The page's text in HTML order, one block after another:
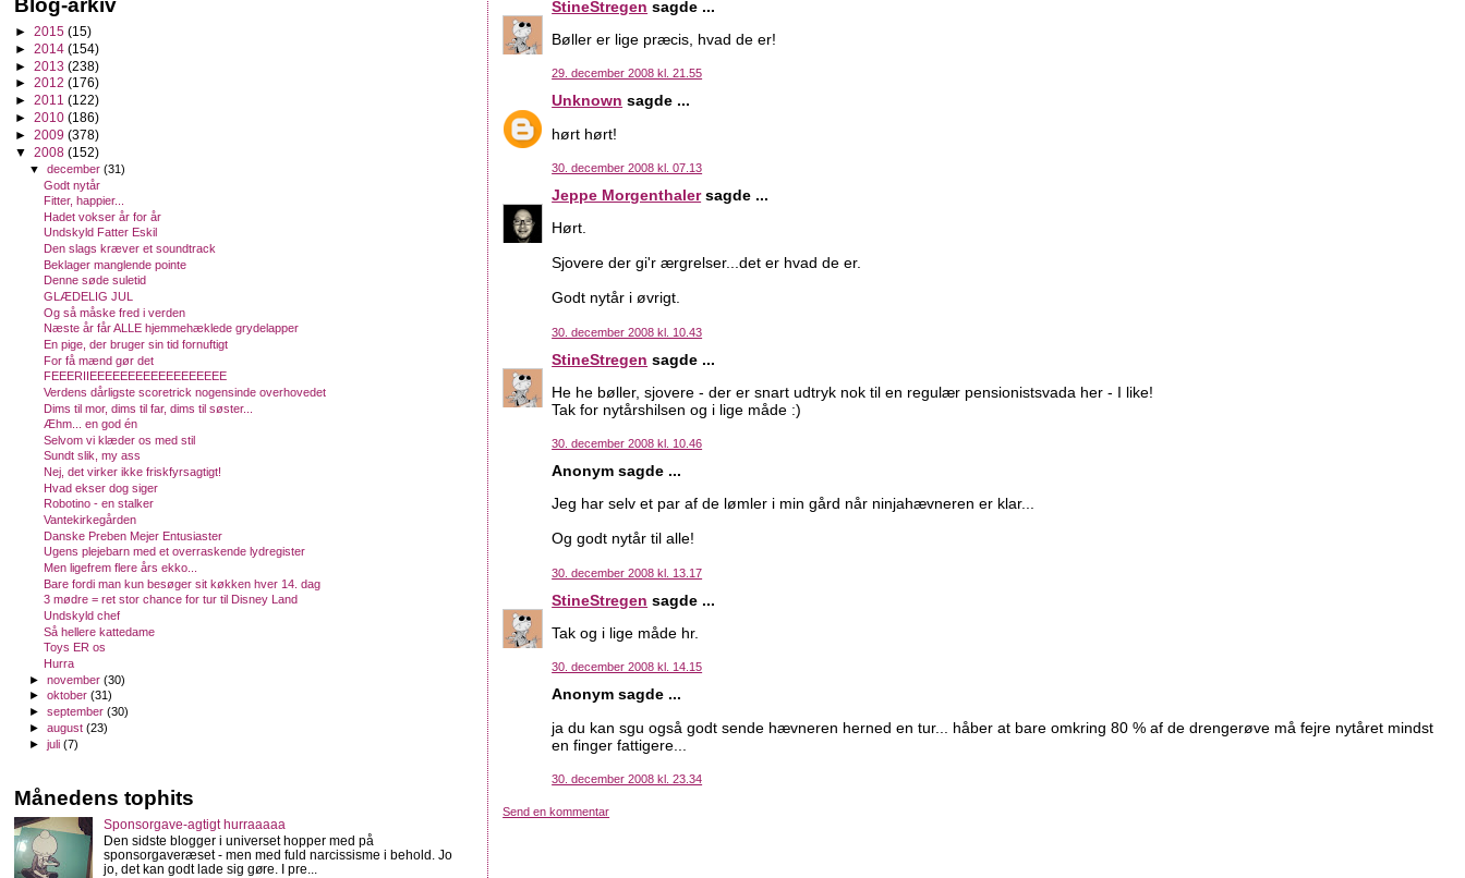
StineStregen sagde ...
Bøller er lige præcis, hvad de er!
29. december 2008 kl. 21.55
Unknown sagde ...
hørt hørt!
30. december 2008 kl. 07.13
Jeppe Morgenthalersagde ...
Hørt.
Sjovere der gi'r ærgrelser...det er hvad de er.
Godt nytår i øvrigt.
30. december 2008 kl. 10.43
StineStregen sagde ...
He he bøller, sjovere - der er snart udtryk nok til en regulær pensionistsvada her - I like!
Tak for nytårshilsen og i lige måde :)
30. december 2008 kl. 10.46
Anonym sagde ...
Jeg har selv et par af de lømler i min gård når ninjahævneren er klar...
Og godt nytår til alle!
30. december 2008 kl. 13.17
StineStregen sagde ...
Tak og i lige måde hr.
30. december 2008 kl. 14.15
Anonym sagde ...
ja du kan sgu også godt sende hævneren herned en tur... håber at bare omkring 80 % af de drengerøve må fejre nytåret mindst
en finger fattigere...
30. december 2008 kl. 23.34
Send en kommentar
► 2015 (15)
► 2014 (154)
► 2013 (238)
► 2012 (176)
► 2011 (122)
► 2010 (186)
► 2009 (378)
▼ 2008 (152)
▼december(31)
Godt nytår
Fitter, happier...
Hadet vokser år for år
Undskyld Fatter Eskil
Den slags kræver et soundtrack
Beklager manglende pointe
Denne søde suletid
GLÆDELIG JUL
Og så måske fred i verden
Næste år får ALLE hjemmehæklede grydelapper
En pige, der bruger sin tid fornuftigt
For få mænd gør det
FEEERIIEEEEEEEEEEEEEEEEEE
Verdens dårligste scoretrick nogensinde overhovedet
Dims til mor, dims til far, dims til søster...
Æhm... en god én
Selvom vi klæder os med stil
Sundt slik, my ass
Nej, det virker ikke friskfyrsagtigt!
Hvad ekser dog siger
Robotino - en stalker
Vantekirkegården
Danske Preben Mejer Entusiaster
Ugens plejebarn med et overraskende lydregister
Men ligefrem flere års ekko...
Bare fordi man kun besøger sit køkken hver 14. dag
3 mødre = ret stor chance for tur til Disney Land
Undskyld chef
Så hellere kattedame
Toys ER os
Hurra
►november(30)
►oktober(31)
►september(30)
►august(23)
►juli(7)
Månedens tophits
Sponsorgave-agtigt hurraaaaa
Den sidste blogger i universet hopper med på
sponsorgaveræset - men med fuld narcissisme i behold. Jo
jo, det kan godt lade sig gøre. I pre...